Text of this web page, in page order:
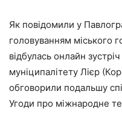
Як повідомили у
головуванням міського
відбулась онлайн
муніципалітету Лієр
обговорили подальшу
Угоди про міжнародне